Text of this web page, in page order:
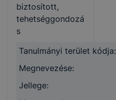
biztosított,
tehetséggondozá
s
Tanulmányi terület kódja:
Megnevezése:
Jellege: